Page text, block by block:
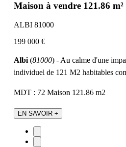
Maison à vendre 121.86 m²
ALBI 81000
199 000 €
Albi (81000) - Au calme d'une
individuel de 121 M2 habitables
MDT : 72 Maison 121.86 m2
EN SAVOIR +